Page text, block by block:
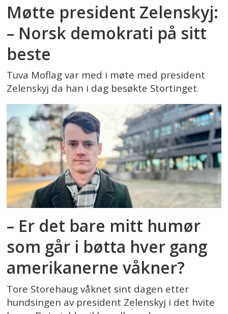
Møtte president Zelenskyj:
– Norsk demokrati på sitt
beste
Tuva Moflag var med i møte med president
Zelenskyj da han i dag besøkte Stortinget.
– Er det bare mitt humør
som går i bøtta hver gang
amerikanerne våkner?
Tore Storehaug våknet sint dagen etter
hundsingen av president Zelenskyj i det hvite